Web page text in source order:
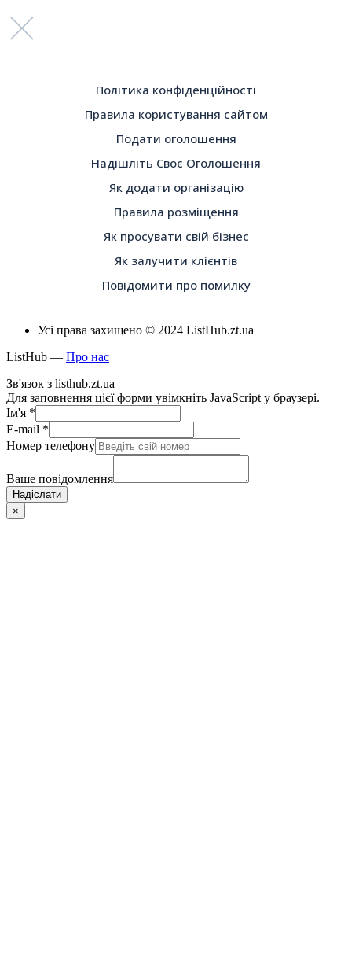
Політика конфіденційності
Правила користування сайтом
Подати оголошення
Надішліть Своє Оголошення
Як додати організацію
Правила розміщення
Як просувати свій бізнес
Як залучити клієнтів
Повідомити про помилку
Усі права захищено © 2024 ListHub.zt.ua
ListHub — Про нас
Зв'язок з listhub.zt.ua
Для заповнення цієї форми увімкніть JavaScript у браузері.
Ім'я *
E-mail *
Номер телефону
Ваше повідомлення
Надіслати
×